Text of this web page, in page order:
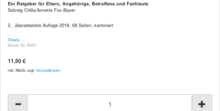
Ein Ratgeber für Eltern, Angehörige, Betroffene und Fachleute
Solveig Chilla/Annette Fox-Boyer
2., überarbeitete Auflage 2016, 68 Seiten, kartoniert
Details …
Bestell-Nr. 49351
11,50 €
inkl. MwSt. zzgl. Versandkosten